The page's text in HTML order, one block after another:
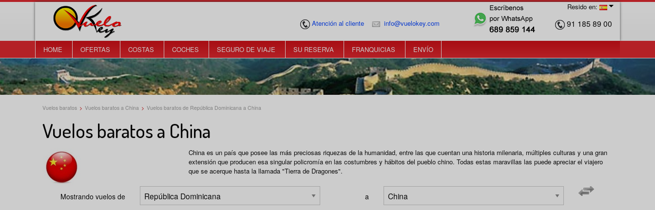
Resido en:
Atención al cliente
info@vuelokey.com 91 185 89 00
HOME OFERTAS COSTAS COCHES SEGURO DE VIAJE SU RESERVA FRANQUICIAS ENVÍO
Vuelos baratos > Vuelos baratos a China > Vuelos baratos de República Dominicana a China
Vuelos baratos a China
China es un país que posee las más preciosas riquezas de la humanidad, entre las que cuentan una historia milenaria, múltiples culturas y una gran
extensión que producen esa singular policromía en las costumbres y hábitos del pueblo chino. Todas estas maravillas las puede apreciar el viajero
que se acerque hasta la llamada "Tierra de Dragones".
Mostrando vuelos de a